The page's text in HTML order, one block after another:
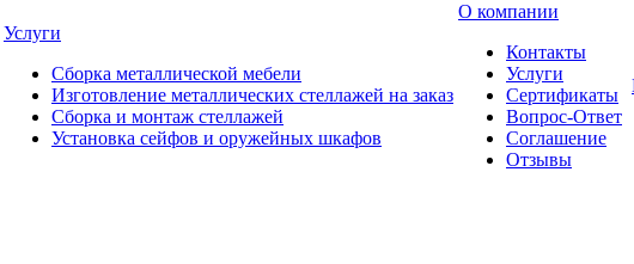
Услуги
Сборка металлической мебели
Изготовление металлических стеллажей на заказ
Сборка и монтаж стеллажей
Установка сейфов и оружейных шкафов
О компании
Контакты
Услуги
Сертификаты
Вопрос-Ответ
Соглашение
Отзывы